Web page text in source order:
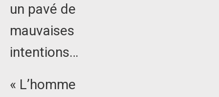
un pavé de
mauvaises
intentions…
« L’homme